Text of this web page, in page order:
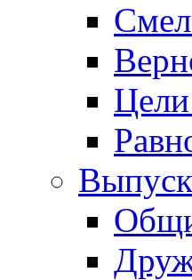
Цели